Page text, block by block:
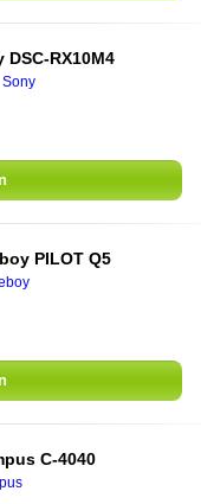
DSC-RX10M4
Sony
PILOT Q5
C-4040